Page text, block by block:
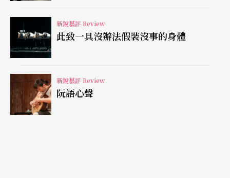
代替），抑或是在談論戰爭主題時，以台灣與中國
之間的緊張關係作為政治與音樂史的切入點，都在
在體現了《Judy秀》欲與台灣的地方脈絡產生對話
的企圖，並以「更台灣」的角度敘事。唯獨在眾多
巧思之中，語言卻成為了相對沒有被謹慎處理的問
題。
新銳藝評 Review
此致一具沒辦法假裝沒事的身體
新銳藝評 Review
阮語心聲